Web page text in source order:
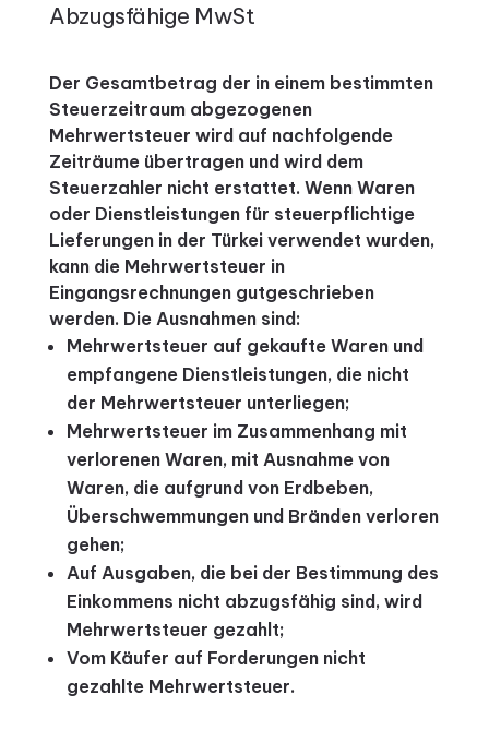
Abzugsfähige MwSt
Der Gesamtbetrag der in einem bestimmten
Steuerzeitraum abgezogenen
Mehrwertsteuer wird auf nachfolgende
Zeiträume übertragen und wird dem
Steuerzahler nicht erstattet. Wenn Waren
oder Dienstleistungen für steuerpflichtige
Lieferungen in der Türkei verwendet wurden,
kann die Mehrwertsteuer in
Eingangsrechnungen gutgeschrieben
werden. Die Ausnahmen sind:
Mehrwertsteuer auf gekaufte Waren und
empfangene Dienstleistungen, die nicht
der Mehrwertsteuer unterliegen;
Mehrwertsteuer im Zusammenhang mit
verlorenen Waren, mit Ausnahme von
Waren, die aufgrund von Erdbeben,
Überschwemmungen und Bränden verloren
gehen;
Auf Ausgaben, die bei der Bestimmung des
Einkommens nicht abzugsfähig sind, wird
Mehrwertsteuer gezahlt;
Vom Käufer auf Forderungen nicht
gezahlte Mehrwertsteuer.